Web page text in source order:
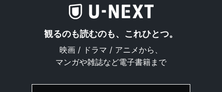
観るのも読むのも、これひとつ。
映画 / ドラマ / アニメから、
マンガや雑誌など電子書籍まで